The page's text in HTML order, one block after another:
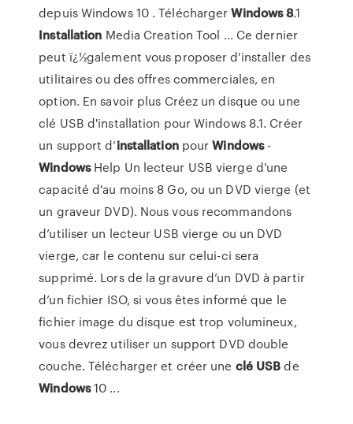
depuis Windows 10 . TéléchargerWindows8.1
Installation Media Creation Tool ... Ce dernier
peut ï¿½galement vous proposer d'installer des
utilitaires ou des offres commerciales, en
option. En savoir plus Créez un disque ou une
clé USB d'installation pour Windows 8.1. Créer
un support d’installationpourWindows-
WindowsHelp Un lecteur USB vierge d'une
capacité d'au moins 8 Go, ou un DVD vierge (et
un graveur DVD). Nous vous recommandons
d’utiliser un lecteur USB vierge ou un DVD
vierge, car le contenu sur celui-ci sera
supprimé. Lors de la gravure d’un DVD à partir
d’un fichier ISO, si vous êtes informé que le
fichier image du disque est trop volumineux,
vous devrez utiliser un support DVD double
couche. Télécharger et créer une clé USBde
Windows10 ...